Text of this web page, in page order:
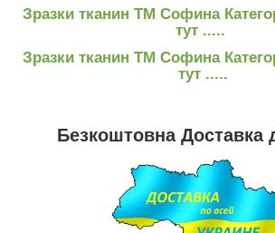
Зразки тканин ТМ Софина
тут .....
Зразки тканин ТМ Софина
тут .....
Безкоштовна Доставка